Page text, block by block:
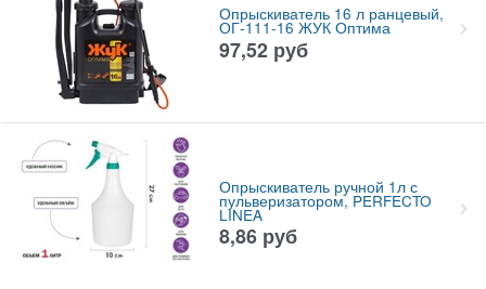
Опрыскиватель 16 л ранцевый,
ОГ-111-16 ЖУК Оптима
97,52 руб
Опрыскиватель ручной 1л с
пульверизатором, PERFECTO
LINEA
8,86 руб